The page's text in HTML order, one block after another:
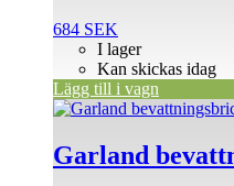
684 SEK
I lager
Kan skickas idag
Lägg till i vagn
Garland
Den
produkten
har